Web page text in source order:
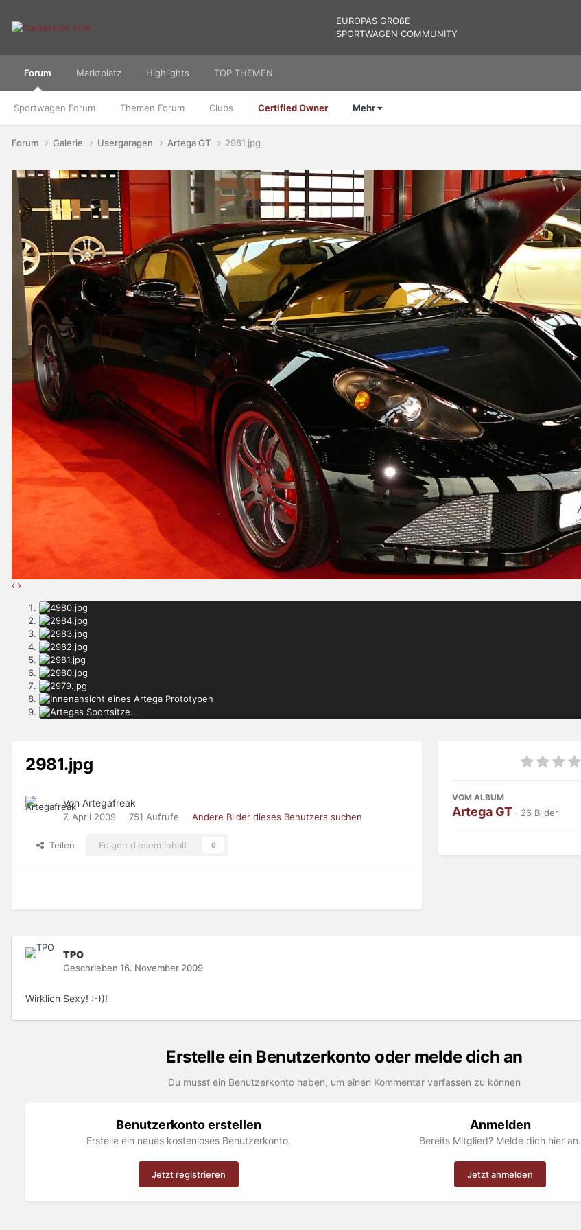
EUROPAS GROßE
SPORTWAGEN COMMUNITY
Forum
Sportwagen Forum Themen Forum Clubs Certified Owner Mehr
Marktplatz Highlights TOP THEMEN
Forum Galerie Usergaragen Artega GT 2981.jpg
2981.jpg
Von Artegafreak
7. April 2009 751 Aufrufe Andere Bilder dieses Benutzers suchen
Teilen Folgen diesem Inhalt 0
VOM ALBUM
Artega GT · 26 Bilder
TPO
Geschrieben 16. November 2009
Wirklich Sexy! :-))!
Erstelle ein Benutzerkonto oder melde dich an
Du musst ein Benutzerkonto haben, um einen Kommentar verfassen zu können
Benutzerkonto erstellen
Erstelle ein neues kostenloses Benutzerkonto.
Jetzt registrieren
Anmelden
Bereits Mitglied? Melde dich hier an.
Jetzt anmelden